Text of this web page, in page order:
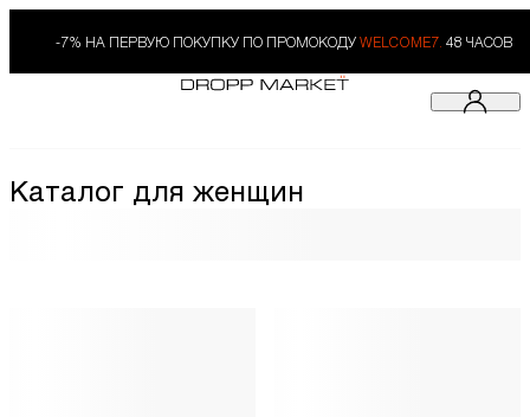
-7% НА ПЕРВУЮ ПОКУПКУ ПО ПРОМОКОДУ WELCOME7. 48 ЧАСОВ
Каталог для женщин